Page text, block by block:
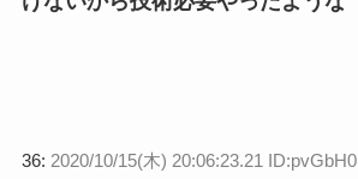
36: 2020/10/15(木) 20:06:23.21